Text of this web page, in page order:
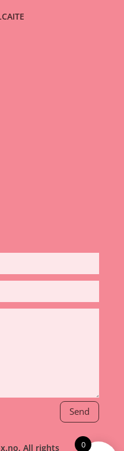
Send
All rights 0